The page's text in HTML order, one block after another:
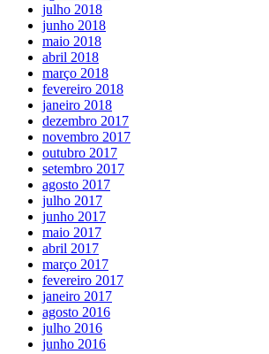
julho 2018
junho 2018
maio 2018
abril 2018
março 2018
fevereiro 2018
janeiro 2018
dezembro 2017
novembro 2017
outubro 2017
setembro 2017
agosto 2017
julho 2017
junho 2017
maio 2017
abril 2017
março 2017
fevereiro 2017
janeiro 2017
agosto 2016
julho 2016
junho 2016